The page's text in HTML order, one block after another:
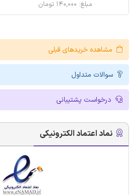
مبلغ: ۱۴۰,۰۰۰ تومان
مشاهده خریدهای قبلی
سوالات متداول
درخواست پشتیبانی
نماد اعتماد الکترونیکی